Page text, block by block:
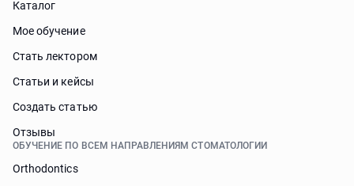
Каталог
Мое обучение
Стать лектором
Статьи и кейсы
Cоздать статью
Отзывы
ОБУЧЕНИЕ ПО ВСЕМ НАПРАВЛЕНИЯМ СТОМАТОЛОГИИ
Orthodontics